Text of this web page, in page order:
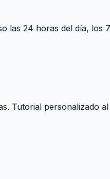
las 24 horas del día, los
Tutorial personalizado